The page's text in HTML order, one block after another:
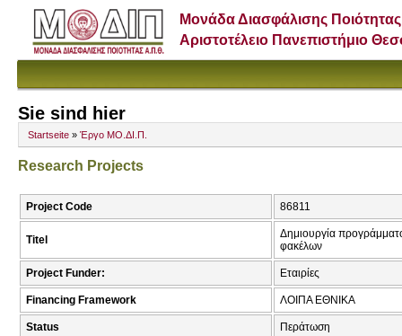
Μονάδα Διασφάλισης Ποιότητας
Αριστοτέλειο Πανεπιστήμιο
Sie sind hier
Startseite » Έργο ΜΟ.ΔΙ.Π.
Research Projects
Project Code 86811
Titel
Δημιουργία
φακέλων
Project Funder: Εταιρίες
Financing Framework ΛΟΙΠΑ ΕΘΝΙΚΑ
Status Περάτωση